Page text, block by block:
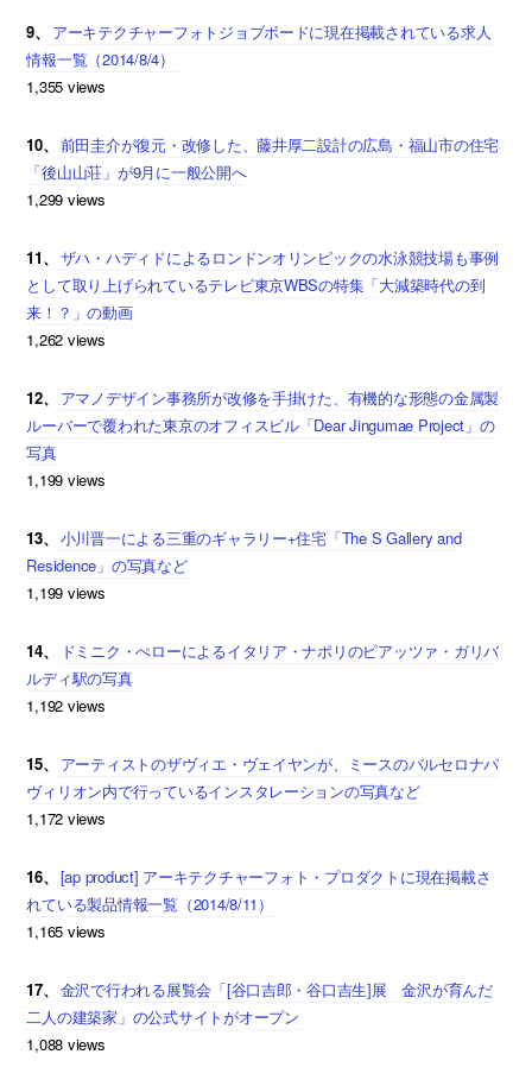
9、
アーキテクチャーフォトジョブボードに現在掲載されている求人
情報一覧（2014/8/4）
1,355 views
10、
前田圭介が復元・改修した、藤井厚二設計の広島・福山市の住宅
「後山山荘」が9月に一般公開へ
1,299 views
11、
ザハ・ハディドによるロンドンオリンピックの水泳競技場も事例
として取り上げられているテレビ東京WBSの特集「大減築時代の到
来！？」の動画
1,262 views
12、
アマノデザイン事務所が改修を手掛けた、有機的な形態の金属製
ルーバーで覆われた東京のオフィスビル「Dear Jingumae Project」の
写真
1,199 views
13、
小川晋一による三重のギャラリー+住宅「The S Gallery and
Residence」の写真など
1,199 views
14、
ドミニク・ぺローによるイタリア・ナポリのピアッツァ・ガリバ
ルディ駅の写真
1,192 views
15、
アーティストのザヴィエ・ヴェイヤンが、ミースのバルセロナパ
ヴィリオン内で行っているインスタレーションの写真など
1,172 views
16、
[ap product] アーキテクチャーフォト・プロダクトに現在掲載さ
れている製品情報一覧（2014/8/11）
1,165 views
17、
金沢で行われる展覧会「[谷口吉郎・谷口吉生]展 金沢が育んだ
二人の建築家」の公式サイトがオープン
1,088 views